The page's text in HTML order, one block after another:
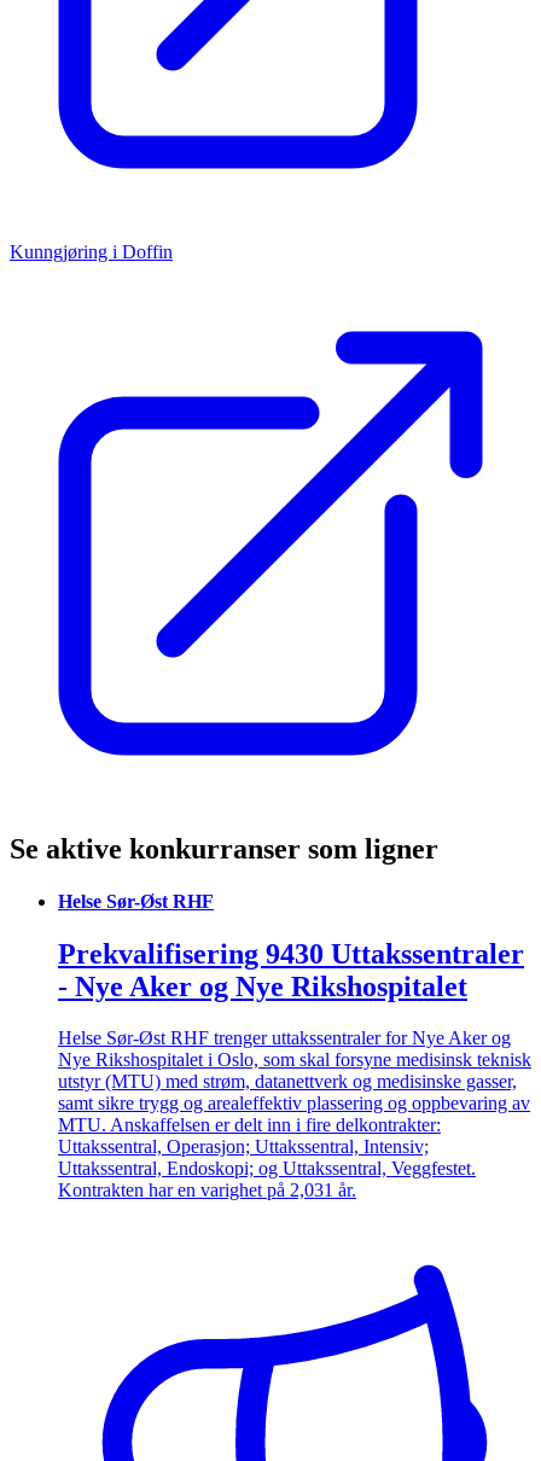
Kunngjøring i Doffin
Se aktive konkurranser som ligner
Helse Sør-Øst RHF
Prekvalifisering 9430 Uttakssentraler
- Nye Aker og Nye Rikshospitalet
Helse Sør-Øst RHF trenger uttakssentraler for Nye Aker og
Nye Rikshospitalet i Oslo, som skal forsyne medisinsk teknisk
utstyr (MTU) med strøm, datanettverk og medisinske gasser,
samt sikre trygg og arealeffektiv plassering og oppbevaring av
MTU. Anskaffelsen er delt inn i fire delkontrakter:
Uttakssentral, Operasjon; Uttakssentral, Intensiv;
Uttakssentral, Endoskopi; og Uttakssentral, Veggfestet.
Kontrakten har en varighet på 2,031 år.